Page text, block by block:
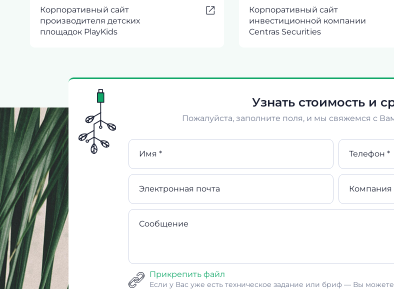
Корпоративный сайт
производителя детских
площадок PlayKids
Корпоративный сайт
инвестиционной компании
Centras Securities
Узнать стоимость и
Пожалуйста, заполните поля, и мы свяжемся с
Имя * Телефон *
Электронная почта Компания
Сообщение
Прикрепить файл
Если у Вас уже есть техническое задание или бриф — Вы